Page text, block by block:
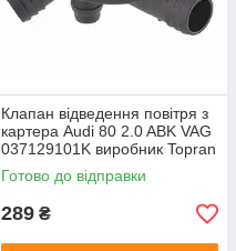
Клапан відведення повітря з
картера Audi 80 2.0 ABK VAG
037129101K виробник Topran
Німеччина
Готово до відправки
289 ₴